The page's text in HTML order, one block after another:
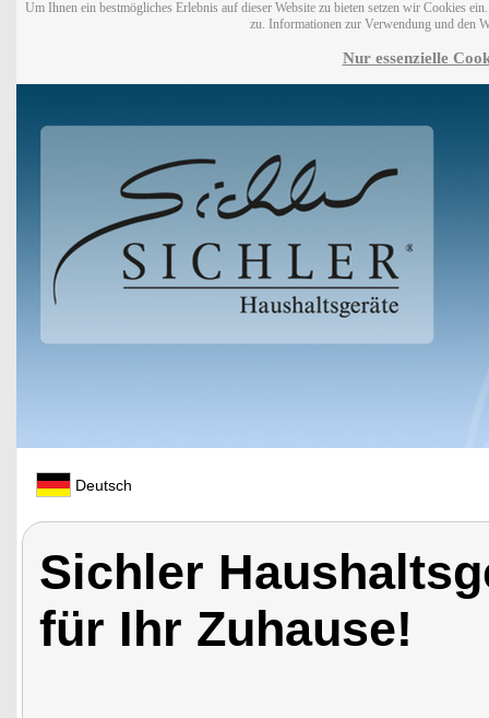
Um Ihnen ein bestmögliches Erlebnis auf dieser Website zu bieten setzen wir Cookies
zu. Informationen zur Verwendung und den
Nur essenzielle
Deutsch
Sichler
für Ihr Zuhause!